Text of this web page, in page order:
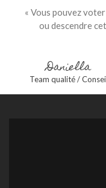
« Vous pouvez
ou descendre
Daniella
Team qualité /